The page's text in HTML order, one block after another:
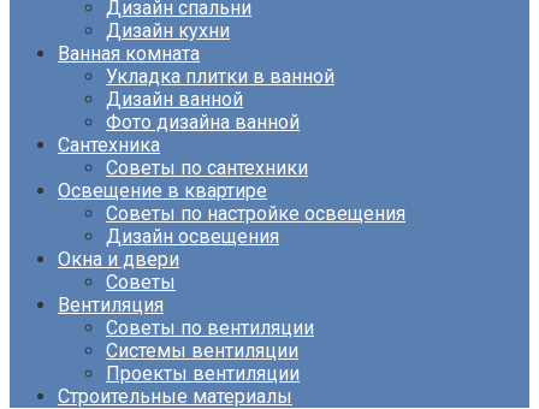
Дизайн спальни
Дизайн кухни
Ванная комната
Укладка плитки в ванной
Дизайн ванной
Фото дизайна ванной
Сантехника
Советы по сантехники
Освещение в квартире
Советы по настройке освещения
Дизайн освещения
Окна и двери
Советы
Вентиляция
Советы по вентиляции
Системы вентиляции
Проекты вентиляции
Строительные материалы